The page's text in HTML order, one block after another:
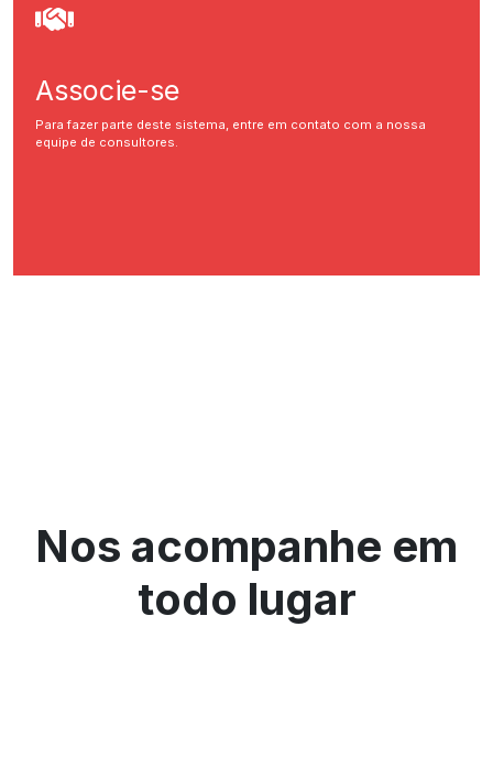
Associe-se
Para fazer parte deste sistema, entre em contato com a nossa
equipe de consultores.
Nos acompanhe em
todo lugar